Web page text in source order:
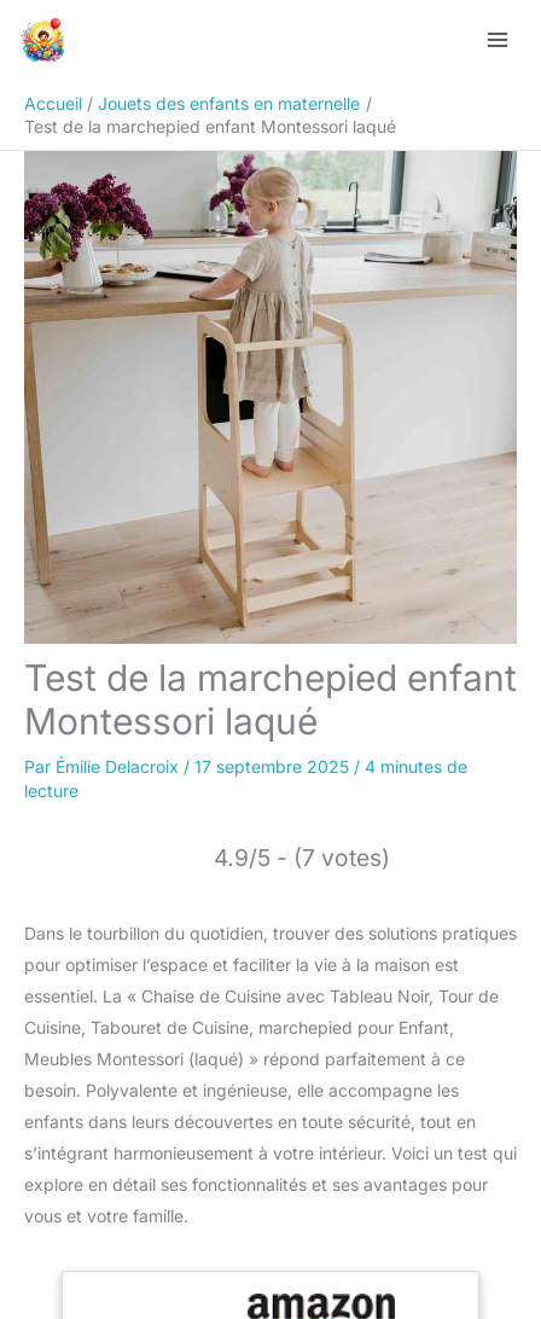
Accueil
Jouets des enfants en maternelle
Test de la marchepied enfant Montessori laqué
Test de la marchepied enfant
Montessori laqué
Par Émilie Delacroix / 17 septembre 2025 / 4 minutes de
lecture
4.9/5 - (7 votes)
Dans le tourbillon du quotidien, trouver des solutions pratiques
pour optimiser l’espace et faciliter la vie à la maison est
essentiel. La « Chaise de Cuisine avec Tableau Noir, Tour de
Cuisine, Tabouret de Cuisine, marchepied pour Enfant,
Meubles Montessori (laqué) » répond parfaitement à ce
besoin. Polyvalente et ingénieuse, elle accompagne les
enfants dans leurs découvertes en toute sécurité, tout en
s’intégrant harmonieusement à votre intérieur. Voici un test qui
explore en détail ses fonctionnalités et ses avantages pour
vous et votre famille.
Rechercher